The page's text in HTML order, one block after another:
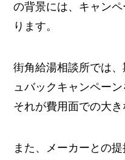
の背景には、キャン
ります。
街角給湯相談所では
ュバックキャンペー
それが費用面での大き
また、メーカーとの